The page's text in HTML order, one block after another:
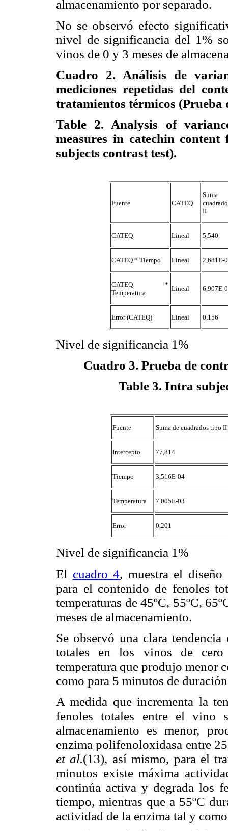
almacenamiento por separado.
No se observó efecto
nivel de significancia del 1%
vinos de 0 y 3 meses de
Cuadro 2. Análisis de
mediciones repetidas del
tratamientos térmicos (Prueba
Table 2. Analysis of
measures in catechin
subjects contrast test).
Fuente CATEQ
II
CATEQ Lineal 5,540
CATEQ * Tiempo Lineal 2,681E-
CATEQ *
Temperatura
Lineal 6,907E-
Error (CATEQ) Lineal 0,156
Nivel de significancia 1%
Cuadro 3. Prueba de
Table 3. Intra
Fuente Suma de cuadrados tipo II
Intercepto 77,814
Tiempo 3,516E-04
Temperatura 7,005E-03
Error 0,201
Nivel de significancia 1%
El cuadro 4, muestra el diseño
para el contenido de fenoles
temperaturas de 45ºC, 55ºC,
meses de almacenamiento.
Se observó una clara
totales en los vinos de cero
temperatura que produjo menor
como para 5 minutos de
A medida que incrementa la
fenoles totales entre el vino
almacenamiento es menor,
enzima polifenoloxidasa entre
et al.(13), así mismo, para el
minutos existe máxima
continúa activa y degrada los
tiempo, mientras que a 55ºC
actividad de la enzima tal y